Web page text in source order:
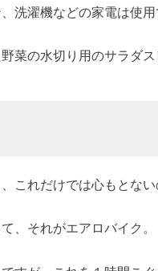
洗濯機などの家電は使用
菜の水切り用のサラダス
これだけでは心もとない
、それがエアロバイク。